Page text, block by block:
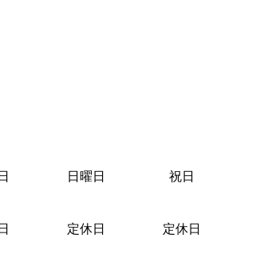
日曜日 祝日
定休日 定休日